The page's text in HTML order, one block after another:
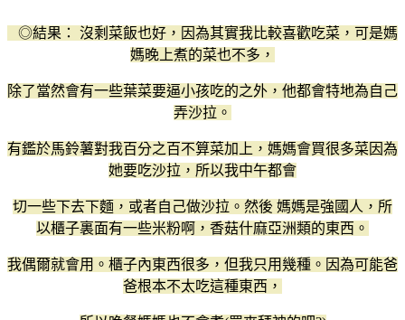
◎結果： 沒剩菜飯也好，因為其實我比較喜歡吃菜，可是媽
媽晚上煮的菜也不多，
除了當然會有一些葉菜要逼小孩吃的之外，他都會特地為自己
弄沙拉。
有鑑於馬鈴薯對我百分之百不算菜加上，媽媽會買很多菜因為
她要吃沙拉，所以我中午都會
切一些下去下麵，或者自己做沙拉。然後 媽媽是強國人，所
以櫃子裏面有一些米粉啊，香菇什麻亞洲類的東西。
我偶爾就會用。櫃子內東西很多，但我只用幾種。因為可能爸
爸根本不太吃這種東西，